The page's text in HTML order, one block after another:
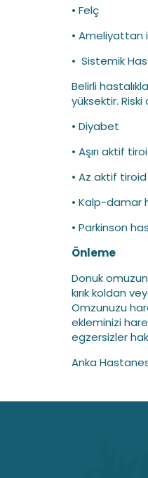
• Felç
• Ameliyattan
• Sistemik
Belirli
yüksektir. Riski
• Diyabet
• Aşırı aktif
• Az aktif
• Kalp-damar
• Parkinson
Önleme
Donuk
kırık koldan
Omzunuzu
ekleminizi
egzersizler
Anka